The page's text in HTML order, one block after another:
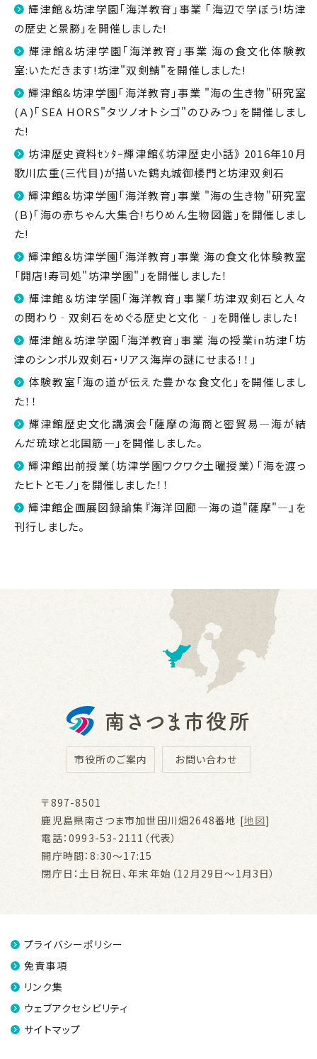
輝津館＆坊津学園｢海洋教育｣事業 ｢海辺で学ぼう!坊津
の歴史と景勝｣を開催しました!
輝津館&坊津学園｢海洋教育｣事業 海の食文化体験教
室:いただきます!坊津"双剣鯖"を開催しました!
輝津館&坊津学園｢海洋教育｣事業 "海の生き物"研究室
(Ａ)｢SEA HORS"タツノオトシゴ"のひみつ｣を開催しまし
た!
坊津歴史資料ｾﾝﾀｰ輝津館《坊津歴史小話》 2016年10月
歌川広重(三代目)が描いた鶴丸城御楼門と坊津双剣石
輝津館&坊津学園「海洋教育」事業 "海の生き物"研究室
(Ｂ)｢海の赤ちゃん大集合!ちりめん生物図鑑｣を開催しまし
た!
輝津館＆坊津学園「海洋教育」事業 海の食文化体験教室
「開店!寿司処"坊津学園"」を開催しました！
輝津館＆坊津学園｢海洋教育｣事業｢坊津双剣石と人々
の関わり‐双剣石をめぐる歴史と文化‐｣を開催しました！
輝津館＆坊津学園「海洋教育」事業 海の授業in坊津「坊
津のシンボル双剣石・リアス海岸の謎にせまる！！」
体験教室「海の道が伝えた豊かな食文化」を開催しまし
た！！
輝津館歴史文化講演会「薩摩の海商と密貿易―海が結
んだ琉球と北国筋―」を開催しました。
輝津館出前授業（坊津学園ワクワク土曜授業）「海を渡っ
たヒトとモノ」を開催しました！！
輝津館企画展図録論集『海洋回廊―海の道"薩摩"―』を
刊行しました。
市役所のご案内 お問い合わせ
〒897-8501
鹿児島県南さつま市加世田川畑2648番地 [地図]
電話：0993-53-2111（代表）
開庁時間：8:30～17:15
閉庁日：土日祝日、年末年始（12月29日～1月3日）
プライバシーポリシー
免責事項
リンク集
ウェブアクセシビリティ
サイトマップ